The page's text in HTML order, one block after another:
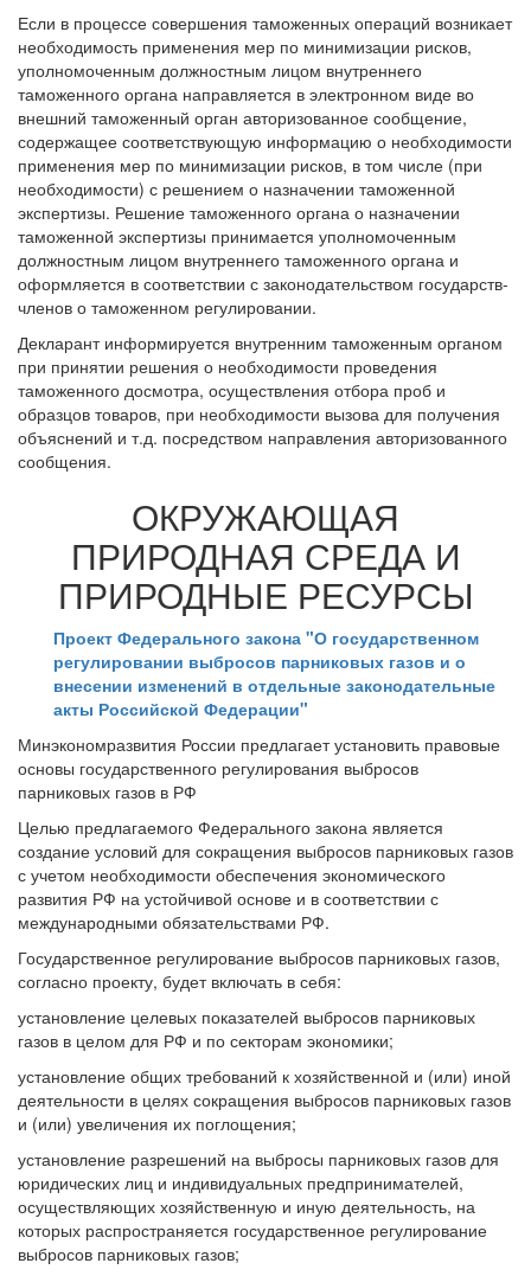
Если в процессе совершения таможенных операций возникает
необходимость применения мер по минимизации рисков,
уполномоченным должностным лицом внутреннего
таможенного органа направляется в электронном виде во
внешний таможенный орган авторизованное сообщение,
содержащее соответствующую информацию о необходимости
применения мер по минимизации рисков, в том числе (при
необходимости) с решением о назначении таможенной
экспертизы. Решение таможенного органа о назначении
таможенной экспертизы принимается уполномоченным
должностным лицом внутреннего таможенного органа и
оформляется в соответствии с законодательством государств-
членов о таможенном регулировании.
Декларант информируется внутренним таможенным органом
при принятии решения о необходимости проведения
таможенного досмотра, осуществления отбора проб и
образцов товаров, при необходимости вызова для получения
объяснений и т.д. посредством направления авторизованного
сообщения.
ОКРУЖАЮЩАЯ
ПРИРОДНАЯ СРЕДА И
ПРИРОДНЫЕ РЕСУРСЫ
Проект Федерального закона "О государственном
регулировании выбросов парниковых газов и о
внесении изменений в отдельные законодательные
акты Российской Федерации"
Минэкономразвития России предлагает установить правовые
основы государственного регулирования выбросов
парниковых газов в РФ
Целью предлагаемого Федерального закона является
создание условий для сокращения выбросов парниковых газов
с учетом необходимости обеспечения экономического
развития РФ на устойчивой основе и в соответствии с
международными обязательствами РФ.
Государственное регулирование выбросов парниковых газов,
согласно проекту, будет включать в себя:
установление целевых показателей выбросов парниковых
газов в целом для РФ и по секторам экономики;
установление общих требований к хозяйственной и (или) иной
деятельности в целях сокращения выбросов парниковых газов
и (или) увеличения их поглощения;
установление разрешений на выбросы парниковых газов для
юридических лиц и индивидуальных предпринимателей,
осуществляющих хозяйственную и иную деятельность, на
которых распространяется государственное регулирование
выбросов парниковых газов;